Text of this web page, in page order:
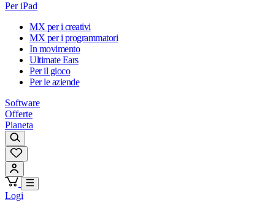
Per iPad
MX per i creativi
MX per i programmatori
In movimento
Ultimate Ears
Per il gioco
Per le aziende
Software
Offerte
Pianeta
Logi